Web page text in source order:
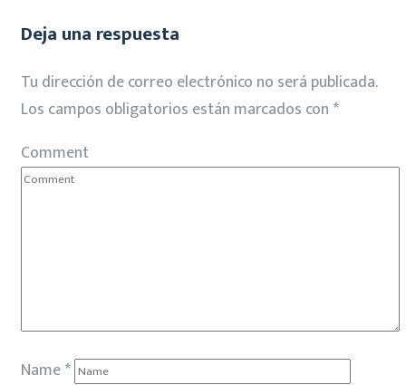
Deja una respuesta
Tu dirección de correo electrónico no será publicada.
Los campos obligatorios están marcados con *
Comment
Name*